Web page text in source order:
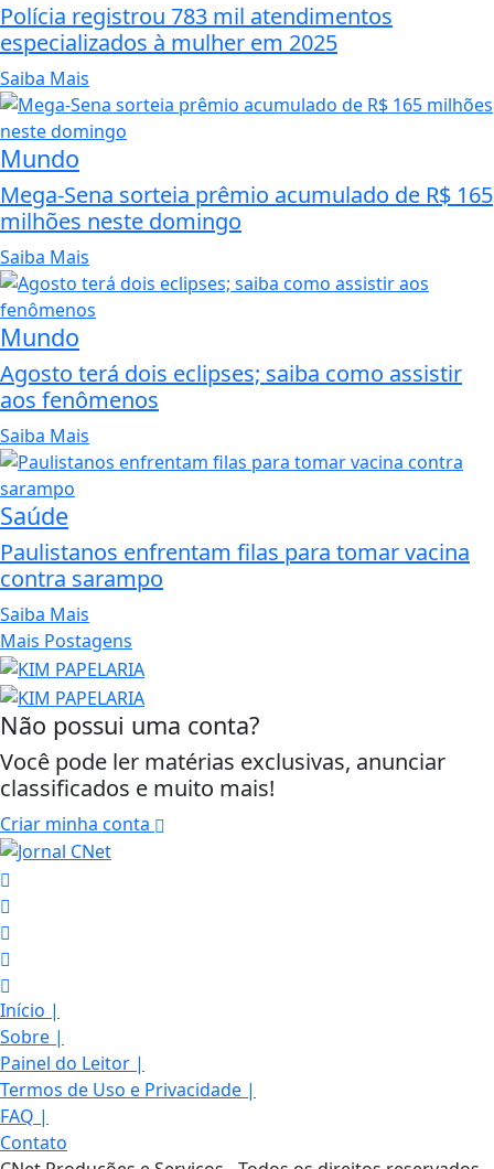
Polícia registrou 783 mil atendimentos
especializados à mulher em 2025
Saiba Mais
Mundo
Mega-Sena sorteia prêmio acumulado de R$ 165
milhões neste domingo
Saiba Mais
Mundo
Agosto terá dois eclipses; saiba como assistir
aos fenômenos
Saiba Mais
Saúde
Paulistanos enfrentam filas para tomar vacina
contra sarampo
Saiba Mais
Mais Postagens
Não possui uma conta?
Você pode ler matérias exclusivas, anunciar
classificados e muito mais!
Criar minha conta
Início |
Sobre |
Painel do Leitor |
Termos de Uso e Privacidade |
FAQ |
Contato
Termos de Uso e Privacidade
Esse site utiliza cookies para melhorar sua